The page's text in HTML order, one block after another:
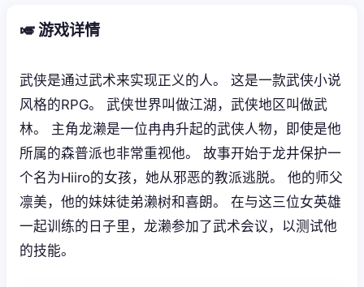
🎺 游戏详情
武侠是通过武术来实现正义的人。 这是一款武侠小说
风格的RPG。 武侠世界叫做江湖，武侠地区叫做武
林。 主角龙濑是一位冉冉升起的武侠人物，即使是他
所属的森普派也非常重视他。 故事开始于龙井保护一
个名为Hiiro的女孩，她从邪恶的教派逃脱。 他的师父
凛美，他的妹妹徒弟濑树和喜朗。 在与这三位女英雄
一起训练的日子里，龙濑参加了武术会议，以测试他
的技能。